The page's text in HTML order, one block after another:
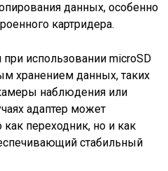
данных, особенно
картридера.
использовании microSD
хранением данных, таких
наблюдения или
адаптер может
как переходник, но и как
стабильный